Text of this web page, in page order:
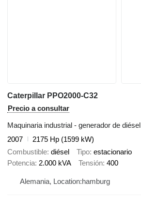
Caterpillar PPO2000-C32
Precio a consultar
Maquinaria industrial - generador de diésel
2007
2175 Hp (1599 kW)
Combustible diésel Tipo estacionario
Potencia 2.000 kVA Tensión 400
Alemania, Location:hamburg